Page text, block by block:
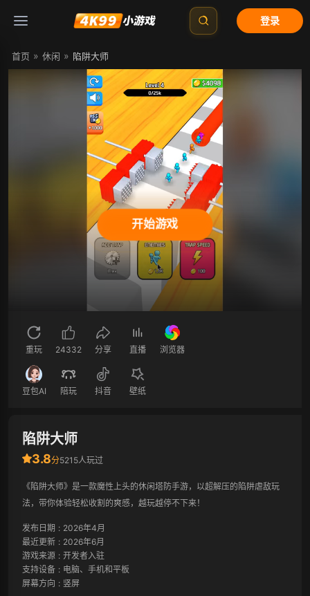
登录
首页 » 休闲 » 陷阱大师
开始游戏
重玩 24332 分享 直播 浏览器
豆包AI 陪玩 抖音 壁纸
陷阱大师
3.8分5215人玩过
《陷阱大师》是一款魔性上头的休闲塔防手游，以超解压的陷阱虐敌玩
法，带你体验轻松收割的爽感，越玩越停不下来！
发布日期 : 2026年4月
最近更新 : 2026年6月
游戏来源 : 开发者入驻
支持设备 : 电脑、手机和平板
屏幕方向 : 竖屏